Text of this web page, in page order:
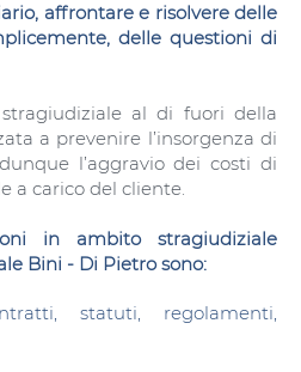
affrontare e risolvere delle
delle questioni di
stragiudiziale al di fuori della
a prevenire l’insorgenza di
l’aggravio dei costi di
a carico del cliente.
in ambito stragiudiziale
Bini - Di Pietro sono:
statuti, regolamenti,